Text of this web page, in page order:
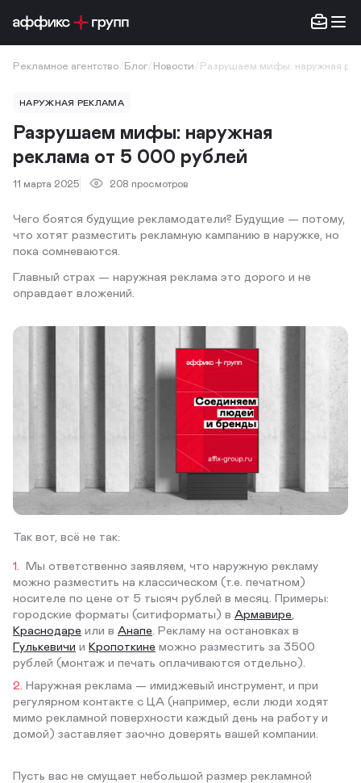
Рекламное агентство Блог Новости Разрушаем мифы: наружная
НАРУЖНАЯ РЕКЛАМА
Разрушаем мифы: наружная
реклама от 5 000 рублей
11 марта 2025 208 просмотров
Чего боятся будущие рекламодатели? Будущие — потому,
что хотят разместить рекламную кампанию в наружке, но
пока сомневаются.
Главный страх — наружная реклама это дорого и не
оправдает вложений.
Так вот, всё не так:
Мы ответственно заявляем, что наружную рекламу
можно разместить на классическом (т.е. печатном)
носителе по цене от 5 тысяч рублей в месяц. Примеры:
городские форматы (ситиформаты) в Армавире
Краснодаре или в Анапе . Рекламу на остановках в
Гулькевичи и Кропоткине можно разместить за 3500
рублей (монтаж и печать оплачиваются отдельно).
Наружная реклама — имиджевый инструмент, и при
регулярном контакте с ЦА (например, если люди ходят
мимо рекламной поверхности каждый день на работу и
домой) заставляет заочно доверять вашей компании.
Пусть вас не смущает небольшой размер рекламной